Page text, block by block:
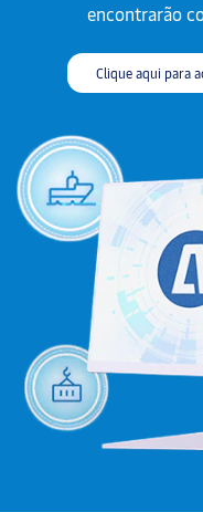
encontrarão
Clique aqui para